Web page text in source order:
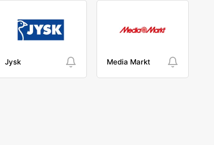
Jysk Media Markt